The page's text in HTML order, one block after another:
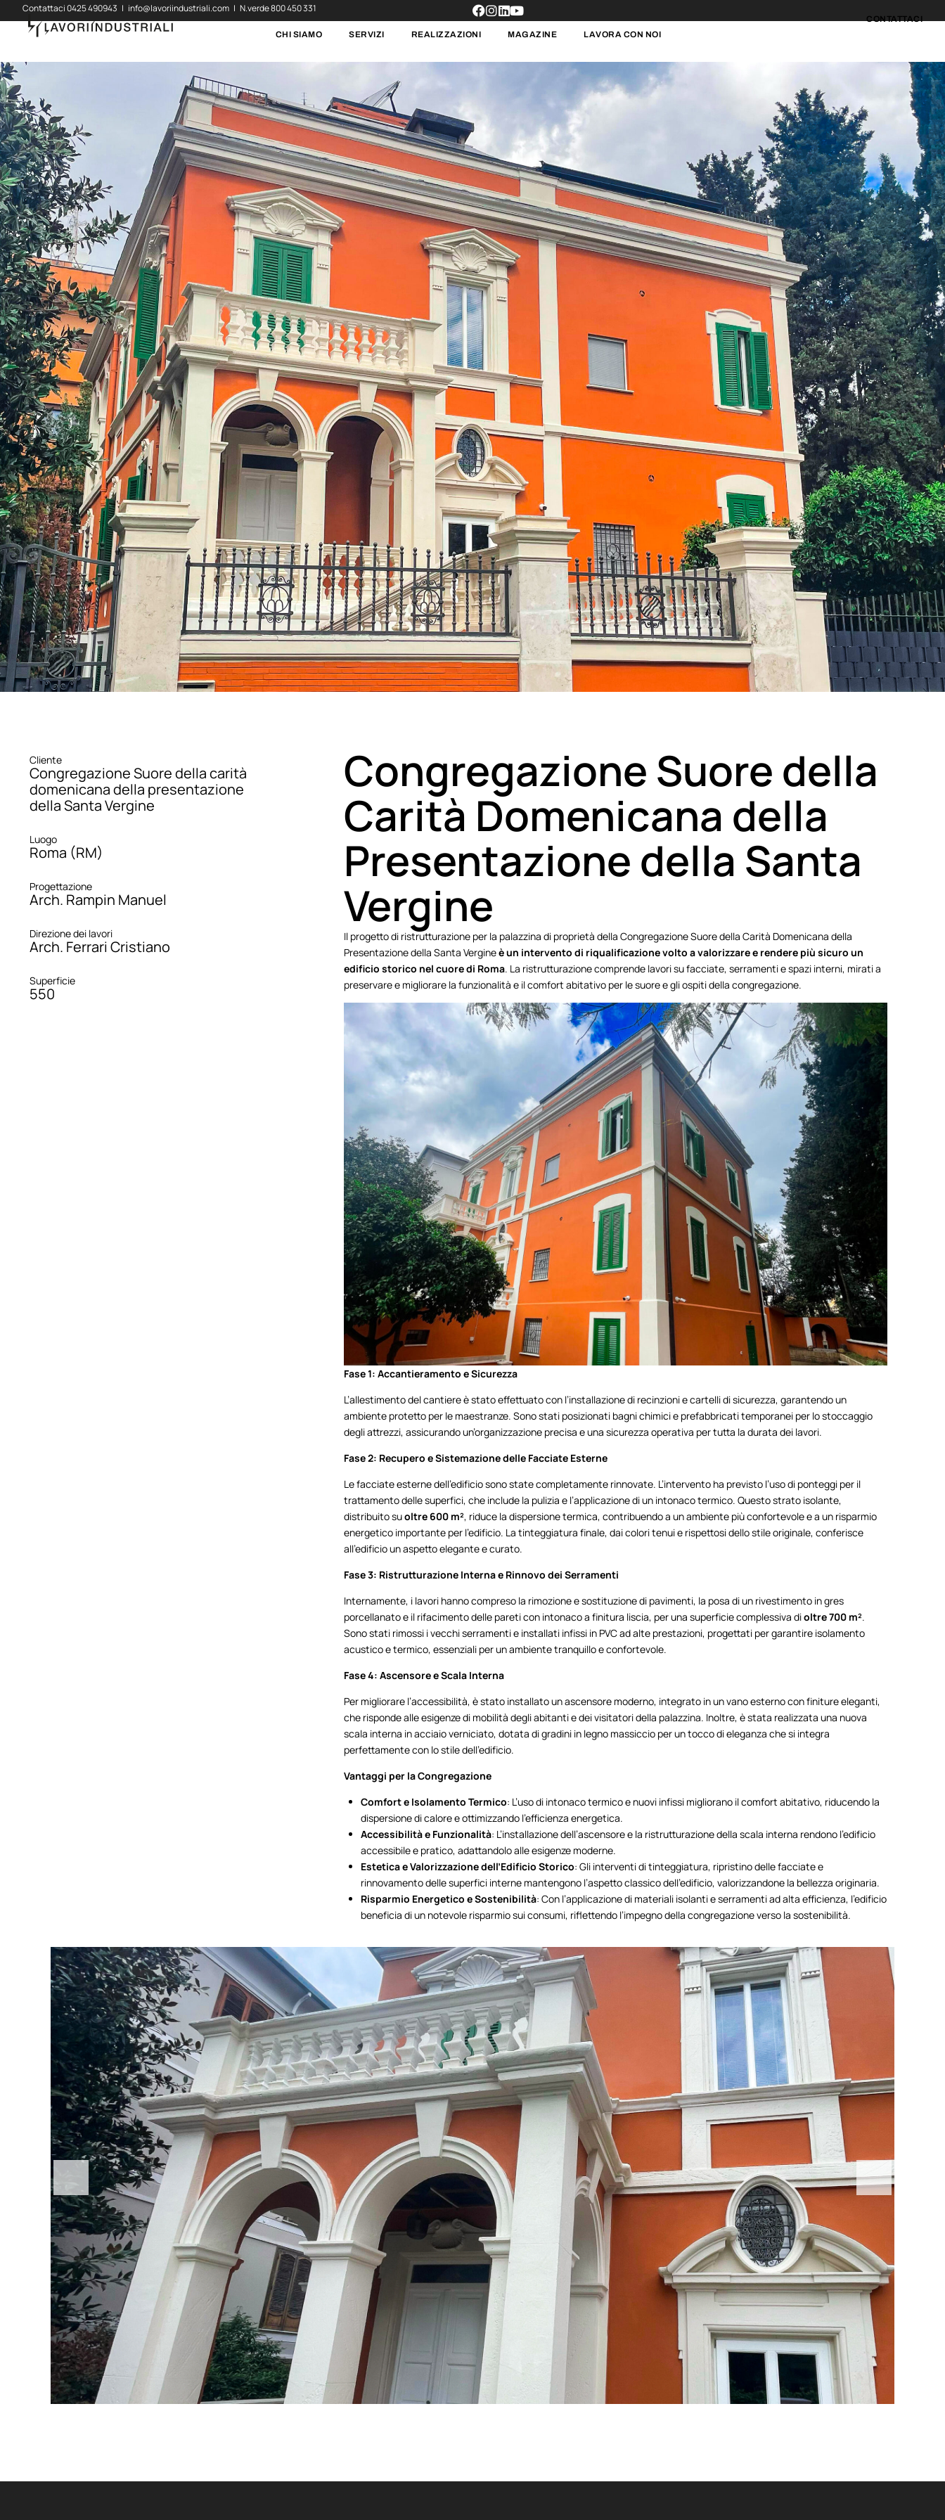
Contattaci0425 490943 | info@lavoriindustriali.com | N.verde800 450 331
CHI SIAMO SERVIZI REALIZZAZIONI MAGAZINE LAVORA CON NOI
CONTATTACI
Cliente
Congregazione Suore della carità
domenicana della presentazione
della Santa Vergine
Luogo
Roma (RM)
Progettazione
Arch. Rampin Manuel
Direzione dei lavori
Arch. Ferrari Cristiano
Superficie
550
Congregazione Suore della
Carità Domenicana della
Presentazione della Santa
Vergine
Il progetto di ristrutturazione per la palazzina di proprietà della Congregazione Suore della Carità Domenicana della
Presentazione della Santa Vergineè un intervento di riqualificazione volto a valorizzare e rendere più sicuro un
edificio storico nel cuore di Roma. La ristrutturazione comprende lavori su facciate, serramenti e spazi interni, mirati a
preservare e migliorare la funzionalità e il comfort abitativo per le suore e gli ospiti della congregazione.
Fase 1: Accantieramento e Sicurezza
L’allestimento del cantiere è stato effettuato con l’installazione di recinzioni e cartelli di sicurezza, garantendo un
ambiente protetto per le maestranze. Sono stati posizionati bagni chimici e prefabbricati temporanei per lo stoccaggio
degli attrezzi, assicurando un’organizzazione precisa e una sicurezza operativa per tutta la durata dei lavori.
Fase 2: Recupero e Sistemazione delle Facciate Esterne
Le facciate esterne dell’edificio sono state completamente rinnovate. L’intervento ha previsto l’uso di ponteggi per il
trattamento delle superfici, che include la pulizia e l’applicazione di un intonaco termico. Questo strato isolante,
distribuito suoltre 600 m², riduce la dispersione termica, contribuendo a un ambiente più confortevole e a un risparmio
energetico importante per l’edificio. La tinteggiatura finale, dai colori tenui e rispettosi dello stile originale, conferisce
all’edificio un aspetto elegante e curato.
Fase 3: Ristrutturazione Interna e Rinnovo dei Serramenti
Internamente, i lavori hanno compreso la rimozione e sostituzione di pavimenti, la posa di un rivestimento in gres
porcellanato e il rifacimento delle pareti con intonaco a finitura liscia, per una superficie complessiva dioltre 700 m².
Sono stati rimossi i vecchi serramenti e installati infissi in PVC ad alte prestazioni, progettati per garantire isolamento
acustico e termico, essenziali per un ambiente tranquillo e confortevole.
Fase 4: Ascensore e Scala Interna
Per migliorare l’accessibilità, è stato installato un ascensore moderno, integrato in un vano esterno con finiture eleganti,
che risponde alle esigenze di mobilità degli abitanti e dei visitatori della palazzina. Inoltre, è stata realizzata una nuova
scala interna in acciaio verniciato, dotata di gradini in legno massiccio per un tocco di eleganza che si integra
perfettamente con lo stile dell’edificio.
Vantaggi per la Congregazione
Comfort e Isolamento Termico: L’uso di intonaco termico e nuovi infissi migliorano il comfort abitativo, riducendo la
dispersione di calore e ottimizzando l’efficienza energetica.
Accessibilità e Funzionalità: L’installazione dell’ascensore e la ristrutturazione della scala interna rendono l’edificio
accessibile e pratico, adattandolo alle esigenze moderne.
Estetica e Valorizzazione dell’Edificio Storico: Gli interventi di tinteggiatura, ripristino delle facciate e
rinnovamento delle superfici interne mantengono l’aspetto classico dell’edificio, valorizzandone la bellezza originaria.
Risparmio Energetico e Sostenibilità: Con l’applicazione di materiali isolanti e serramenti ad alta efficienza, l’edificio
beneficia di un notevole risparmio sui consumi, riflettendo l’impegno della congregazione verso la sostenibilità.